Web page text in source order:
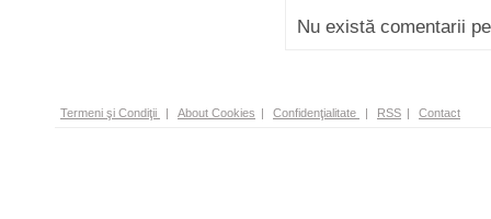
Nu există comentarii
Termeni şi Condiţii | About Cookies | Confidenţialitate | RSS | Contact